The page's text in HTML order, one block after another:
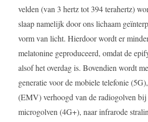
velden (van 3 hertz tot 394 terahertz)
slaap namelijk door ons lichaam
vorm van licht. Hierdoor wordt er
melatonine geproduceerd, omdat de
alsof het overdag is. Bovendien wordt
generatie voor de mobiele telefonie
(EMV) verhoogd van de radiogolven bij
microgolven (4G+), naar infrarode